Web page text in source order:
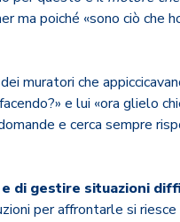
ma poiché «sono ciò che
muratori che
e lui «ora glielo
e cerca sempre
di gestire situazioni
per affrontarle si